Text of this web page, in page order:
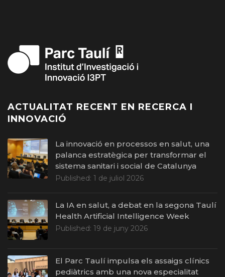
ACTUALITAT RECENT EN RECERCA I
INNOVACIÓ
La innovació en processos en salut, una
palanca estratègica per transformar el
sistema sanitari i social de Catalunya
Published: 1 de juliol 2026
La IA en salut, a debat en la segona Taulí
Health Artificial Intelligence Week
Published: 19 de juny 2026
El Parc Taulí impulsa els assaigs clínics
pediàtrics amb una nova especialitat